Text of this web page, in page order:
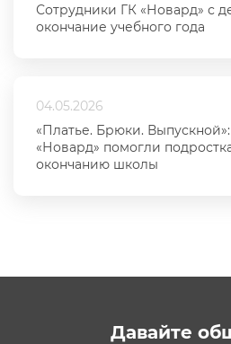
Сотрудники ГК «Новард» с
окончание учебного года
04.05.2026
«Платье. Брюки.
«Новард» помогли
окончанию школы
Давайте